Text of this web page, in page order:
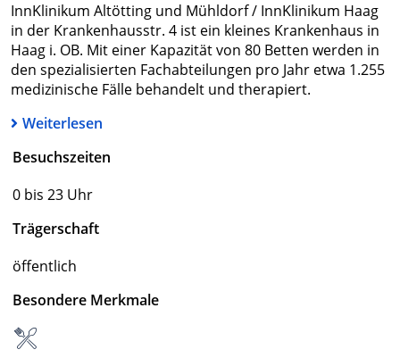
InnKlinikum Altötting und Mühldorf / InnKlinikum Haag
in der Krankenhausstr. 4 ist ein kleines Krankenhaus in
Haag i. OB. Mit einer Kapazität von 80 Betten werden in
den spezialisierten Fachabteilungen pro Jahr etwa 1.255
medizinische Fälle behandelt und therapiert.
Weiterlesen
Besuchszeiten
0 bis 23 Uhr
Trägerschaft
öffentlich
Besondere Merkmale